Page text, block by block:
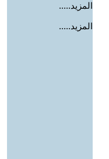
المزيد.....
المزيد.....